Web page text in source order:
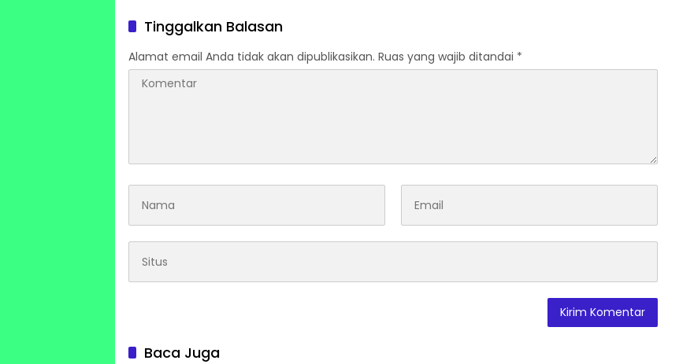
Tinggalkan Balasan
Alamat email Anda tidak akan dipublikasikan. Ruas yang wajib ditandai *
Baca Juga